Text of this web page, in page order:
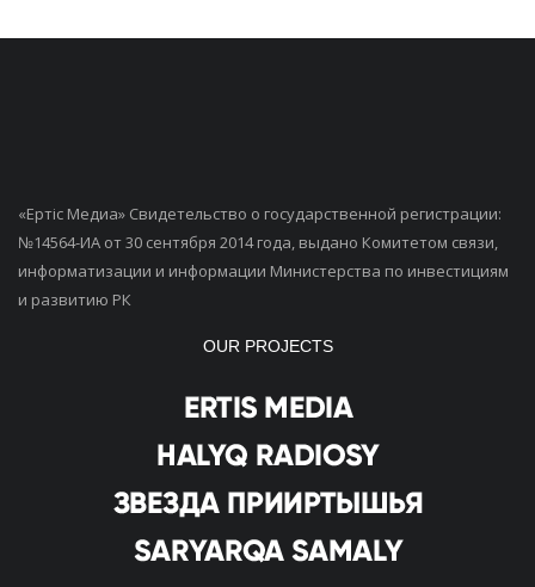
«Ертiс Медиа» Свидетельство о государственной регистрации:
№14564-ИА от 30 сентября 2014 года, выдано Комитетом связи,
информатизации и информации Министерства по инвестициям
и развитию РК
OUR PROJECTS